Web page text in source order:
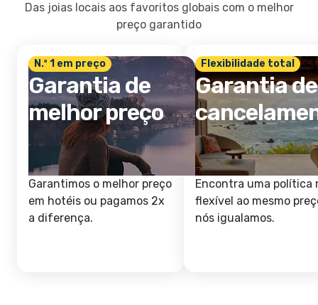
Das joias locais aos favoritos globais com o melhor
preço garantido
N.º 1 em preço
Garantia de
melhor preço
Garantimos o melhor preço
em hotéis ou pagamos 2x
a diferença.
Flexibilidade total
Garantia de
Encontra uma política
flexível ao mesmo
nós igualamos.